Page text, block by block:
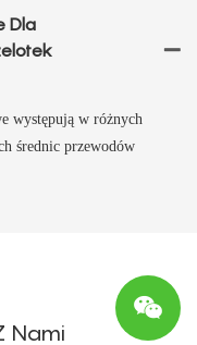
Dla
występują w różnych
średnic przewodów
Nami